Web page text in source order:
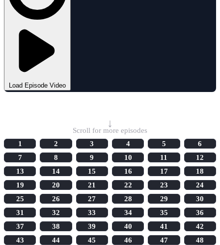
Load Episode Video
↓
Scroll for more episodes
1
2 3 4 5
6
7
8 9 10 11
12
13
14 15 16 17
18
19
20 21 22 23
24
25
26 27 28 29
30
31
32 33 34 35
36
37
38 39 40 41
42
43
44 45 46 47
48